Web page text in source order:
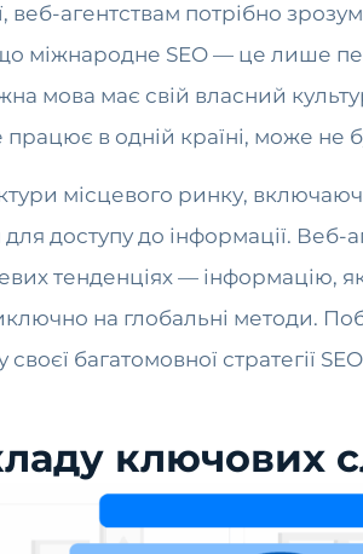
агентствам потрібно
міжнародне SEO — це лише
мова має свій власний
в одній країні, може не
місцевого ринку,
доступу до інформації. Веб-
тенденціях —
на глобальні методи.
багатомовної стратегії
ключових